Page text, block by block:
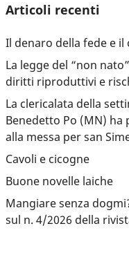
Articoli recenti
Il denaro della fede e
La legge del “non
diritti riproduttivi e
La clericalata della
Benedetto Po (MN)
alla messa per san
Cavoli e cicogne
Buone novelle laiche
Mangiare senza
sul n. 4/2026 della